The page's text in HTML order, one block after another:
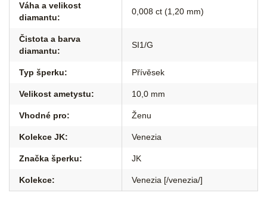
Váha a velikost
diamantu:
0,008 ct (1,20 mm)
Čistota a barva
diamantu:
SI1/G
Typ šperku: Přívěsek
Velikost ametystu: 10,0 mm
Vhodné pro: Ženu
Kolekce JK: Venezia
Značka šperku: JK
Kolekce: Venezia [/venezia/]